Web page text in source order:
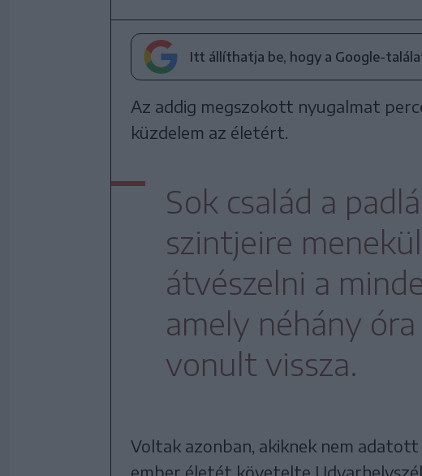
Itt állíthatja be, hogy a Google-
Az addig megszokott nyugalmat
küzdelem az életért.
Sok család a
szintjeire
átvészelni a
amely néhány
vonult vissza.
Voltak azonban, akiknek nem
ember életét követelte